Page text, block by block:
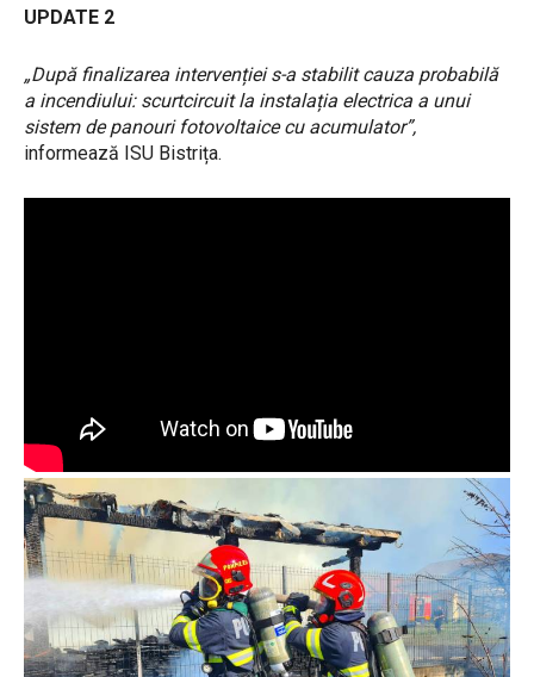
UPDATE 2
„După finalizarea intervenției s-a stabilit cauza probabilă
a incendiului: scurtcircuit la instalația electrica a unui
sistem de panouri fotovoltaice cu acumulator”,
informează ISU Bistrița.